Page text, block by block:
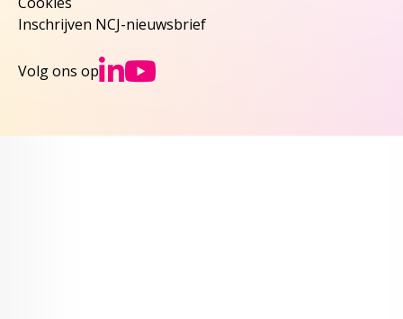
Inschrijven NCJ-nieuwsbrief
Volg ons op Ga naar NCJs